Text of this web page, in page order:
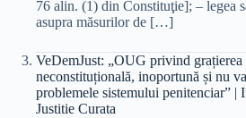
76 alin. (1) din Constituţie]; – legea
asupra măsurilor de […]
VeDemJust: „OUG privind grațierea
neconstituțională, inoportună și nu
problemele sistemului penitenciar” |
Justitie Curata